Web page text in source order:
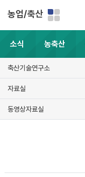
농업/축산
소식 농축산
축산기술연구소
자료실
동영상자료실